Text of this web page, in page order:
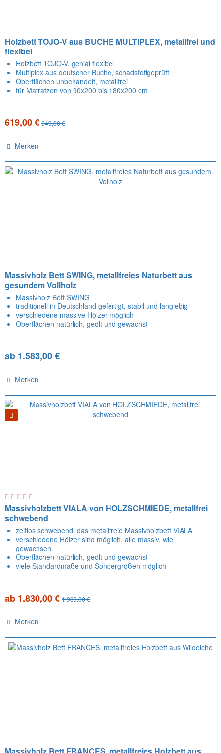
Holzbett TOJO-V aus BUCHE MULTIPLEX, metallfrei und
flexibel
Holzbett TOJO-V, genial flexibel
Multiplex aus deutscher Buche, schadstoffgeprüft
Oberflächen unbehandelt, metallfrei
für Matratzen von 90x200 bis 180x200 cm
619,00 € 649,00 €
Merken
Massivholz Bett SWING, metallfreies Naturbett aus
gesundem Vollholz
Massivholz Bett SWING
traditionell in Deutschland gefertigt, stabil und langlebig
verschiedene massive Hölzer möglich
Oberflächen natürlich, geölt und gewachst
ab 1.583,00 €
Merken
Massivholzbett VIALA von HOLZSCHMIEDE, metallfrei
schwebend
zeitlos schwebend, das metallfreie Massivholzbett VIALA
verschiedene Hölzer sind möglich, alle massiv, wie
gewachsen
Oberflächen natürlich, geölt und gewachst
viele Standardmaße und Sondergrößen möglich
ab 1.830,00 € 1.900,00 €
Merken